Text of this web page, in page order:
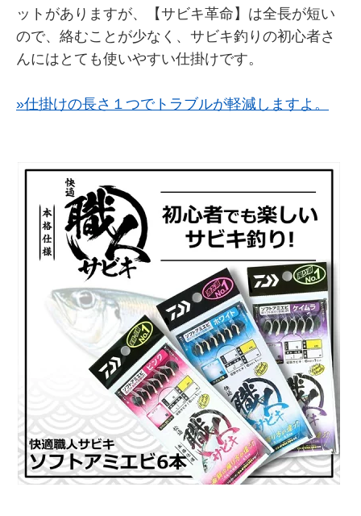
ットがありますが、【サビキ革命】は全長が短い
ので、絡むことが少なく、サビキ釣りの初心者さ
んにはとても使いやすい仕掛けです。
»仕掛けの長さ１つでトラブルが軽減しますよ。